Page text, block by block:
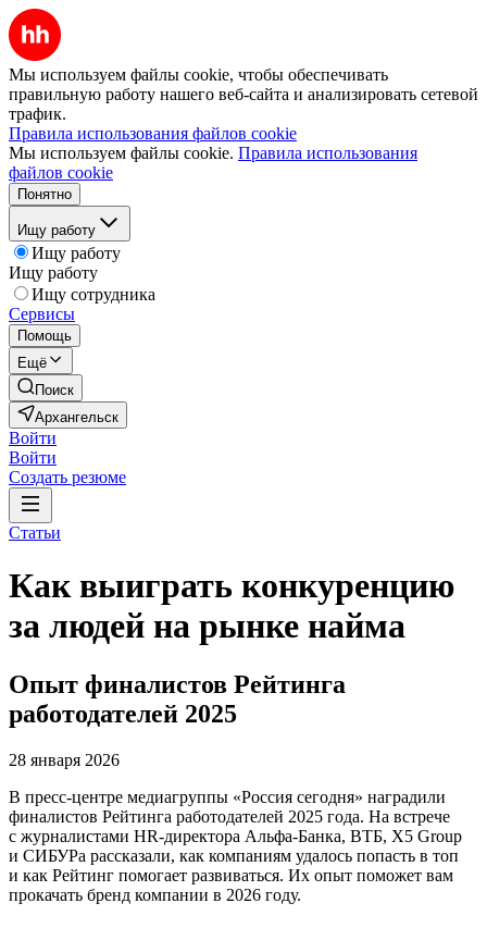
Мы используем файлы cookie, чтобы обеспечивать
правильную работу нашего веб-сайта и анализировать сетевой
трафик.
Правила использования файлов cookie
Мы используем файлы cookie. Правила использования
файлов cookie
Понятно
Ищу работу
Ищу работу
Ищу работу
Ищу сотрудника
Сервисы
Помощь
Ещё
Поиск
Архангельск
Войти
Войти
Создать резюме
Статьи
Как выиграть конкуренцию
за людей на рынке найма
Опыт финалистов Рейтинга
работодателей 2025
28 января 2026
В пресс-центре медиагруппы «Россия сегодня» наградили
финалистов Рейтинга работодателей 2025 года. На встрече
с журналистами HR-директора Альфа-Банка, ВТБ, X5 Group
и СИБУРа рассказали, как компаниям удалось попасть в топ
и как Рейтинг помогает развиваться. Их опыт поможет вам
прокачать бренд компании в 2026 году.